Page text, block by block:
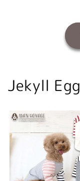
Jekyll Egg